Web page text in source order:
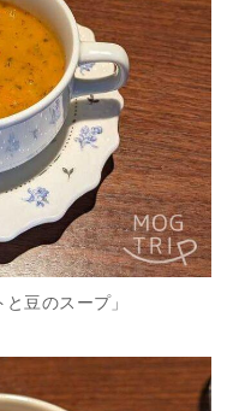
豆のスープ」